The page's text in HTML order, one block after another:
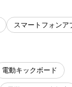
スマートフォンア
電動キックボード